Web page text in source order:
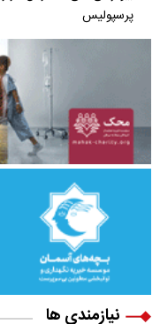
پرسپولیس
نیازمندی ها